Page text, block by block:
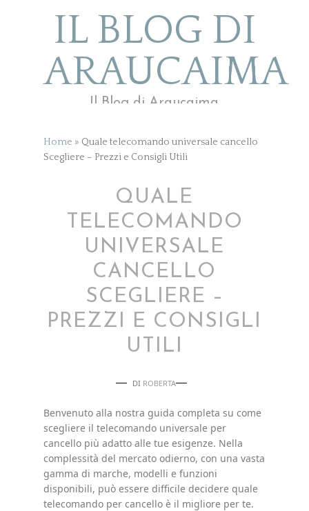
IL BLOG DI
ARAUCAIMA
Il Blog di Araucaima
Home » Quale telecomando universale cancello
Scegliere – Prezzi e Consigli Utili
QUALE
TELECOMANDO
UNIVERSALE
CANCELLO
SCEGLIERE –
PREZZI E CONSIGLI
UTILI
DI ROBERTA
Benvenuto alla nostra guida completa su come
scegliere il telecomando universale per
cancello più adatto alle tue esigenze. Nella
complessità del mercato odierno, con una vasta
gamma di marche, modelli e funzioni
disponibili, può essere difficile decidere quale
telecomando per cancello è il migliore per te.